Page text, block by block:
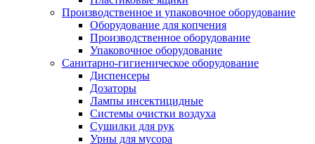
Производственное и упаковочное оборудование
Оборудование для копчения
Производственное оборудование
Упаковочное оборудование
Санитарно-гигиеническое оборудование
Диспенсеры
Дозаторы
Лампы инсектицидные
Системы очистки воздуха
Сушилки для рук
Урны для мусора